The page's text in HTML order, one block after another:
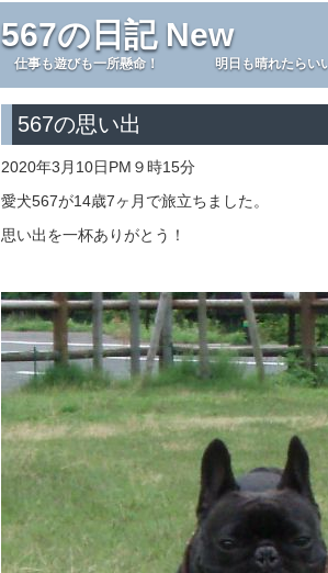
567の日記 New
仕事も遊びも一所懸命！ 明日も晴れたらい
567の思い出
2020年3月10日PM９時15分
愛犬567が14歳7ヶ月で旅立ちました。
思い出を一杯ありがとう！